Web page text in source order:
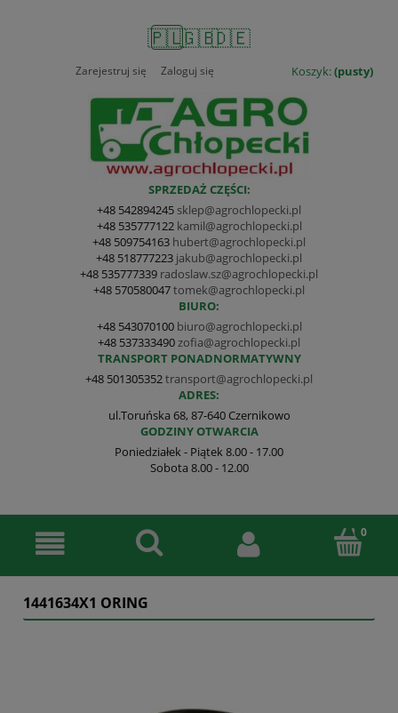
🇵🇱🇬🇧🇩🇪
Koszyk:(pusty)
Zarejestruj się Zaloguj się
SPRZEDAŻ CZĘŚCI:
+48 542894245 sklep@agrochlopecki.pl
+48 535777122 kamil@agrochlopecki.pl
+48 509754163 hubert@agrochlopecki.pl
+48 518777223 jakub@agrochlopecki.pl
+48 535777339 radoslaw.sz@agrochlopecki.pl
+48 570580047tomek@agrochlopecki.pl
BIURO:
+48 543070100 biuro@agrochlopecki.pl
+48 537333490 zofia@agrochlopecki.pl
TRANSPORT PONADNORMATYWNY
+48 501305352transport@agrochlopecki.pl
ADRES:
ul.Toruńska 68, 87-640 Czernikowo
GODZINY OTWARCIA
Poniedziałek - Piątek 8.00 - 17.00
Sobota 8.00 - 12.00
1441634X1 ORING